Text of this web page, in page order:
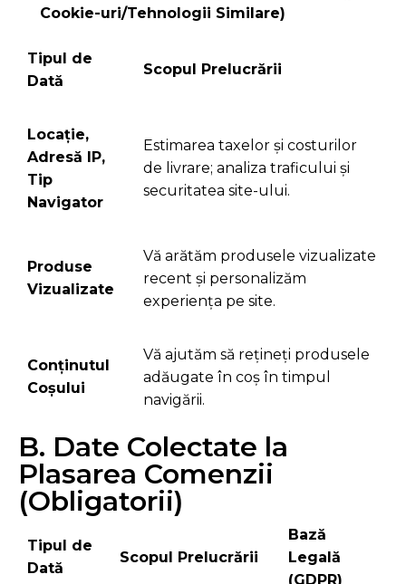
Cookie-uri/Tehnologii Similare)
Tipul de
Dată
Scopul Prelucrării
Locație,
Adresă IP,
Tip
Navigator
Estimarea taxelor și costurilor
de livrare; analiza traficului și
securitatea site-ului.
Produse
Vizualizate
Vă arătăm produsele vizualizate
recent și personalizăm
experiența pe site.
Conținutul
Coșului
Vă ajutăm să rețineți produsele
adăugate în coș în timpul
navigării.
B. Date Colectate la
Plasarea Comenzii
(Obligatorii)
Tipul de
Dată
Scopul Prelucrării
Bază
Legală
(GDPR)